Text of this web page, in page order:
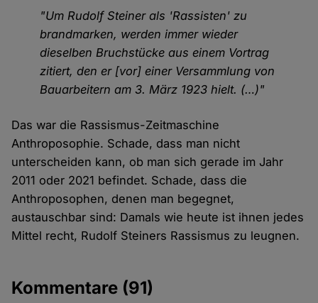
"Um Rudolf Steiner als 'Rassisten' zu
brandmarken, werden immer wieder
dieselben Bruchstücke aus einem Vortrag
zitiert, den er [vor] einer Versammlung von
Bauarbeitern am 3. März 1923 hielt. (…)"
Das war die Rassismus-Zeitmaschine
Anthroposophie. Schade, dass man nicht
unterscheiden kann, ob man sich gerade im Jahr
2011 oder 2021 befindet. Schade, dass die
Anthroposophen, denen man begegnet,
austauschbar sind: Damals wie heute ist ihnen jedes
Mittel recht, Rudolf Steiners Rassismus zu leugnen.
Kommentare (91)